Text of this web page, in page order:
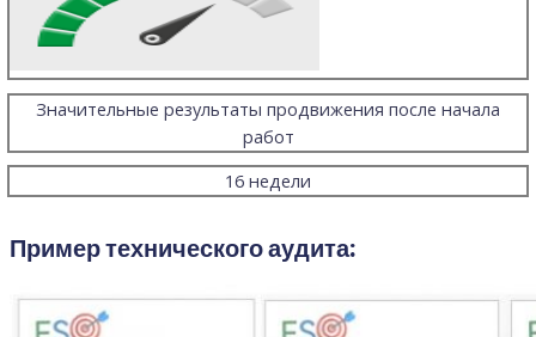
Значительные результаты продвижения после начала
работ
16 недели
Пример технического аудита: